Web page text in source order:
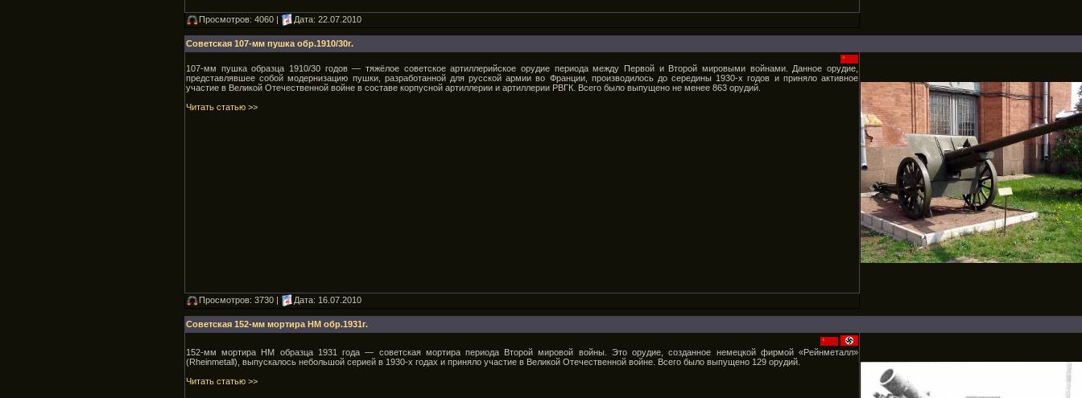
Просмотров: 4060 | Дата: 22.07.2010
Советская 107-мм пушка обр.1910/30г.
107-мм пушка образца 1910/30 годов — тяжёлое советское артиллерийское орудие периода между Первой и Второй мировыми войнами. Данное орудие,
представлявшее собой модернизацию пушки, разработанной для русской армии во Франции, производилось до середины 1930-х годов и приняло активное
участие в Великой Отечественной войне в составе корпусной артиллерии и артиллерии РВГК. Всего было выпущено не менее 863 орудий.
Читать статью >>
Просмотров: 3730 | Дата: 16.07.2010
Советская 152-мм мортира НМ обр.1931г.
152-мм мортира НМ образца 1931 года — советская мортира периода Второй мировой войны. Это орудие, созданное немецкой фирмой «Рейнметалл»
(Rheinmetall), выпускалось небольшой серией в 1930-х годах и приняло участие в Великой Отечественной войне. Всего было выпущено 129 орудий.
Читать статью >>